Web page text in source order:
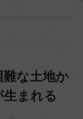
な土地か
まれる